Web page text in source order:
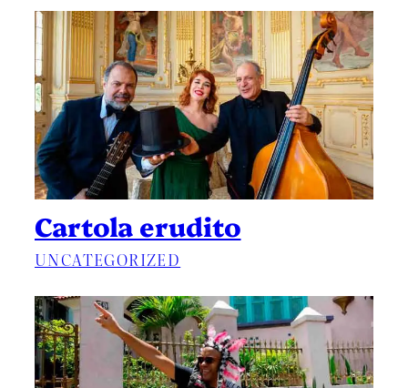
Cartola erudito
UNCATEGORIZED